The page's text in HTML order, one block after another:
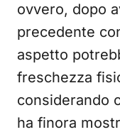
ovvero, dopo
precedente
aspetto
freschezza
considerando
ha finora